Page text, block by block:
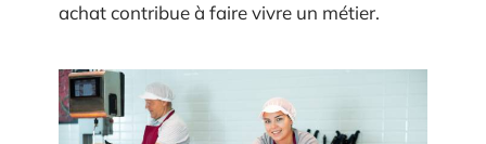
achat contribue à faire vivre un métier.